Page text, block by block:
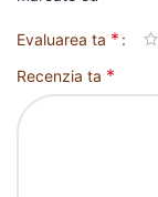
Evaluarea ta *
Recenzia ta *